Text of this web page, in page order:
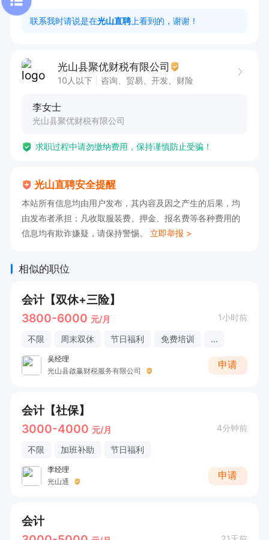
联系我时请说是在光山直聘 上看到的，谢谢！
光山县聚优财税有限公司
10人以下 咨询、贸易、开发、财险
李女士
光山县聚优财税有限公司
求职过程中请勿缴纳费用，保持谨慎防止受骗！
光山直聘安全提醒
本站所有信息均由用户发布，其内容及因之产生的后果，均
由发布者承担；凡收取服装费、押金、报名费等各种费用的
信息均有欺诈嫌疑，请保持警惕。 立即举报 >
相似的职位
会计【双休+三险】
3800-6000 元/月 1小时前
不限 周末双休 节日福利 免费培训 ...
吴经理
光山县啟赢财税服务有限公司
申请
会计【社保】
3000-4000 元/月 4分钟前
不限 加班补助 节日福利
李经理
光山通
申请
会计